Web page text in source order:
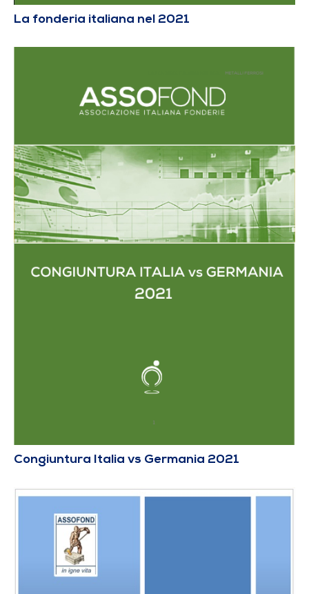
La fonderia italiana nel 2021
Congiuntura Italia vs Germania 2021